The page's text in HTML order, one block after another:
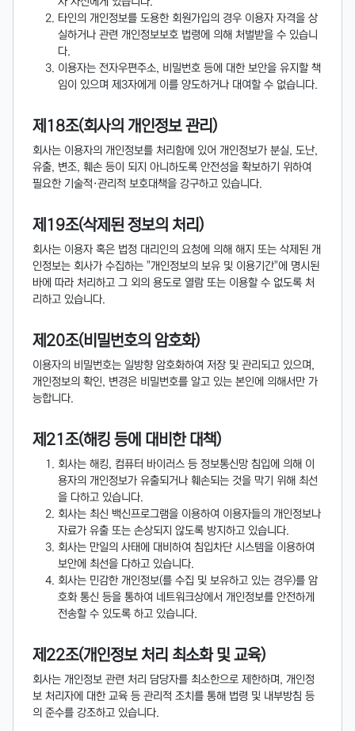
타인의 개인정보를 도용한 회원가입의 경우 이용자 자격을 상
실하거나 관련 개인정보보호 법령에 의해 처벌받을 수 있습니
다.
이용자는 전자우편주소, 비밀번호 등에 대한 보안을 유지할 책
임이 있으며 제3자에게 이를 양도하거나 대여할 수 없습니다.
제18조(회사의 개인정보 관리)
회사는 이용자의 개인정보를 처리함에 있어 개인정보가 분실, 도난,
유출, 변조, 훼손 등이 되지 아니하도록 안전성을 확보하기 위하여
필요한 기술적·관리적 보호대책을 강구하고 있습니다.
제19조(삭제된 정보의 처리)
회사는 이용자 혹은 법정 대리인의 요청에 의해 해지 또는 삭제된 개
인정보는 회사가 수집하는 "개인정보의 보유 및 이용기간"에 명시된
바에 따라 처리하고 그 외의 용도로 열람 또는 이용할 수 없도록 처
리하고 있습니다.
제20조(비밀번호의 암호화)
이용자의 비밀번호는 일방향 암호화하여 저장 및 관리되고 있으며,
개인정보의 확인, 변경은 비밀번호를 알고 있는 본인에 의해서만 가
능합니다.
제21조(해킹 등에 대비한 대책)
회사는 해킹, 컴퓨터 바이러스 등 정보통신망 침입에 의해 이
용자의 개인정보가 유출되거나 훼손되는 것을 막기 위해 최선
을 다하고 있습니다.
회사는 최신 백신프로그램을 이용하여 이용자들의 개인정보나
자료가 유출 또는 손상되지 않도록 방지하고 있습니다.
회사는 만일의 사태에 대비하여 침입차단 시스템을 이용하여
보안에 최선을 다하고 있습니다.
회사는 민감한 개인정보(를 수집 및 보유하고 있는 경우)를 암
호화 통신 등을 통하여 네트워크상에서 개인정보를 안전하게
전송할 수 있도록 하고 있습니다.
제22조(개인정보 처리 최소화 및 교육)
회사는 개인정보 관련 처리 담당자를 최소한으로 제한하며, 개인정
보 처리자에 대한 교육 등 관리적 조치를 통해 법령 및 내부방침 등
의 준수를 강조하고 있습니다.